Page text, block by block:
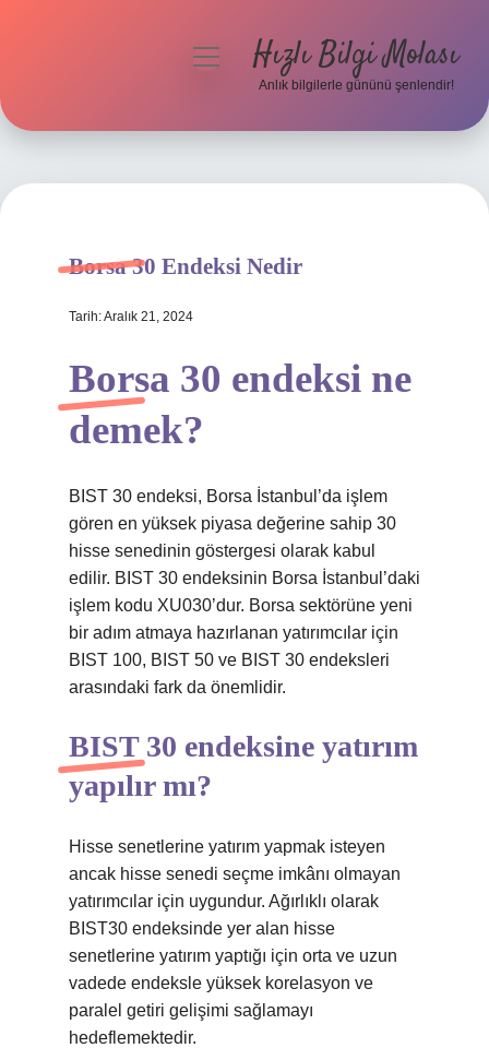
Hakkımızda
menüyüHızlı Bilgi Molası
Anlık bilgilerle gününü şenlendir!
Borsa 30 Endeksi Nedir
Tarih: Aralık 21, 2024
Borsa 30 endeksi ne
demek?
BIST 30 endeksi, Borsa İstanbul’da işlem
gören en yüksek piyasa değerine sahip 30
hisse senedinin göstergesi olarak kabul
edilir. BIST 30 endeksinin Borsa İstanbul’daki
işlem kodu XU030’dur. Borsa sektörüne yeni
bir adım atmaya hazırlanan yatırımcılar için
BIST 100, BIST 50 ve BIST 30 endeksleri
arasındaki fark da önemlidir.
BIST 30 endeksine yatırım
yapılır mı?
Hisse senetlerine yatırım yapmak isteyen
ancak hisse senedi seçme imkânı olmayan
yatırımcılar için uygundur. Ağırlıklı olarak
BIST30 endeksinde yer alan hisse
senetlerine yatırım yaptığı için orta ve uzun
vadede endeksle yüksek korelasyon ve
paralel getiri gelişimi sağlamayı
hedeflemektedir.